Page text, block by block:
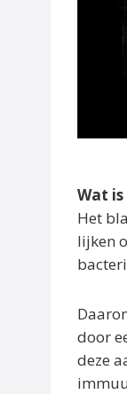
Wat
Het
lijken
door
deze